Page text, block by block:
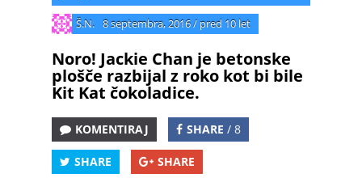
Š.N. 8 septembra, 2016/ pred 10 let
Noro! Jackie Chan je betonske
plošče razbijal z roko kot bi bile
Kit Kat čokoladice.
KOMENTIRAJ SHARE / 8
SHARE SHARE